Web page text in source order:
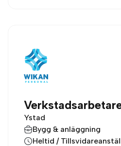
Ystad
Bygg & anläggning
Heltid /